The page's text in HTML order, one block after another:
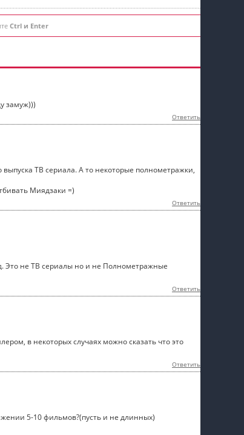
Ctrl и Enter
замуж)))
Ответить
ТВ сериала. А то некоторые полнометражки,
Миядзаки =)
Ответить
Это не ТВ сериалы но и не Полнометражные
Ответить
в некоторых случаях можно сказать что это
Ответить
5-10 фильмов?(пусть и не длинных)